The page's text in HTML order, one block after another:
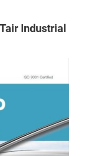
Industrial